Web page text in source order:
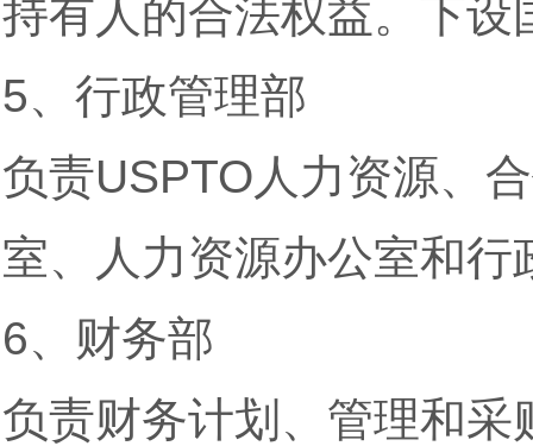
持有人的合法权益。下
5、行政管理部
负责USPTO人力资源、
室、人力资源办公室和行
6、财务部
负责财务计划、管理和